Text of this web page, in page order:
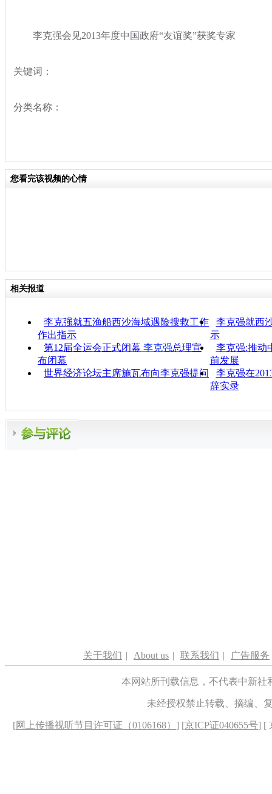
李克强会见2013年度中国政府“友谊奖”获奖专家
关键词：
分类名称：
您看完该视频的心情
相关报道
李克强就五渔船西沙海域遇险搜救工作
作出指示
李克强就西
示
第12届全运会正式闭幕 李克强总理宣
布闭幕
李克强:推动
前发展
世界经济论坛主席施瓦布向李克强提问
李克强在
辞实录
关于我们 | About us | 联系我们 | 广告服务
本网站所刊载信息，不代表中新
未经授权禁止转载、摘编、
[网上传播视听节目许可证（0106168） ] [京ICP证040655号] [